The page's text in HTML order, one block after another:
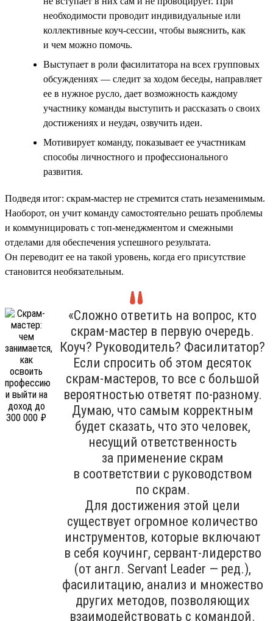
необходимости проводит индивидуальные или
коллективные коуч-сессии, чтобы выяснить, как
и чем можно помочь.
Выступает в роли фасилитатора на всех групповых
обсуждениях — следит за ходом беседы, направляет
ее в нужное русло, дает возможность каждому
участнику команды выступить и рассказать о своих
достижениях и неудач, озвучить идеи.
Мотивирует команду, показывает ее участникам
способы личностного и профессионального
развития.
Подведя итог: скрам-мастер не стремится стать незаменимым.
Наоборот, он учит команду самостоятельно решать проблемы
и коммуницировать с топ-менеджментом и смежными
отделами для обеспечения успешного результата.
Он переводит ее на такой уровень, когда его присутствие
становится необязательным.
«Сложно ответить на вопрос, кто
скрам-мастер в первую очередь.
Коуч? Руководитель? Фасилитатор?
Если спросить об этом десяток
скрам-мастеров, то все с большой
вероятностью ответят по-разному.
Думаю, что самым корректным
будет сказать, что это человек,
несущий ответственность
за применение скрам
в соответствии с руководством
по скрам.
Для достижения этой цели
существует огромное количество
инструментов, которые включают
в себя коучинг, сервант-лидерство
(от англ. Servant Leader — ред.),
фасилитацию, анализ и множество
других методов, позволяющих
взаимодействовать с командой.